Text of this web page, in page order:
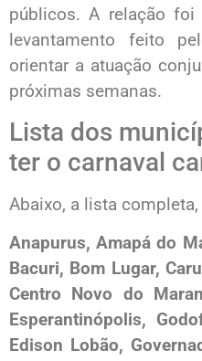
públicos. A relação
levantamento feito
orientar a atuação
próximas semanas.
Lista dos
ter o carnaval
Abaixo, a lista
Anapurus, Amapá do
Bacuri, Bom Lugar,
Centro Novo do
Esperantinópolis,
Edison Lobão,